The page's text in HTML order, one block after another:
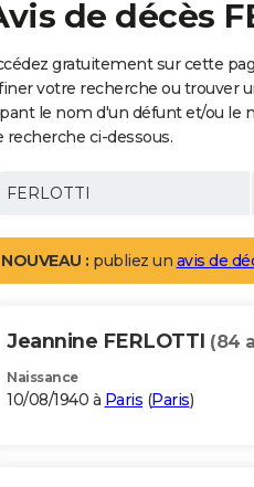
de décès
gratuitement sur cette
votre recherche ou trouver
le nom d'un défunt et/ou le
recherche ci-dessous.
NOUVEAU : publiez un avis de
Jeannine FERLOTTI (84
Naissance
10/08/1940 à Paris (Paris)